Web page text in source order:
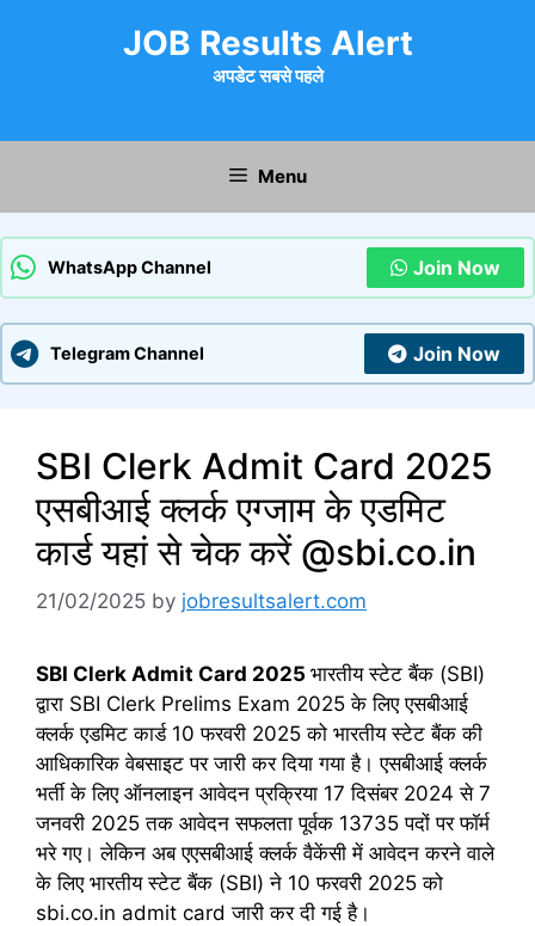
JOB Results Alert
अपडेट सबसे पहले
Menu
WhatsApp Channel Join Now
Telegram Channel Join Now
SBI Clerk Admit Card 2025
एसबीआई क्लर्क एग्जाम के एडमिट
कार्ड यहां से चेक करें @sbi.co.in
21/02/2025 by jobresultsalert.com
SBI Clerk Admit Card 2025 भारतीय स्टेट बैंक (SBI)
द्वारा SBI Clerk Prelims Exam 2025 के लिए एसबीआई
क्लर्क एडमिट कार्ड 10 फरवरी 2025 को भारतीय स्टेट बैंक की
आधिकारिक वेबसाइट पर जारी कर दिया गया है। एसबीआई क्लर्क
भर्ती के लिए ऑनलाइन आवेदन प्रक्रिया 17 दिसंबर 2024 से 7
जनवरी 2025 तक आवेदन सफलता पूर्वक 13735 पदों पर फॉर्म
भरे गए। लेकिन अब एएसबीआई क्लर्क वैकेंसी में आवेदन करने वाले
के लिए भारतीय स्टेट बैंक (SBI) ने 10 फरवरी 2025 को
sbi.co.in admit card जारी कर दी गई है।